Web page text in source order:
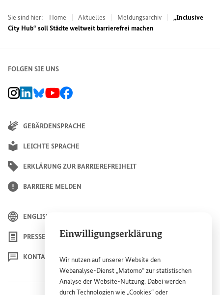
Einwilligungserklärung
Wir nutzen auf unsererWebsite den
Webanalyse-Dienst „Matomo“ zur statistischen
Analyse derWebsite-Nutzung. Dabei werden
durch Technologien wie „Cookies“ oder
Sie sind hier: Home Aktuelles Meldungsarchiv
„Inclusive
City Hub“ soll Städte weltweit barrierefrei machen
FOLGEN SIE UNS
BMZ Instagram-Kanal, Externer Link
BMZ LinkedIn Unternehmensseite, Externer Link
BMZ Bluesky-Seite, Externer Link
BMZ Youtube-Kanal, Externer Link
BMZ Facebook-Seite, Externer Link
GEBÄRDENSPRACHE
LEICHTE SPRACHE
ERKLÄRUNG ZUR BARRIEREFREIHEIT
BARRIERE MELDEN
ENGLISH
PRESSE
KONTAKT